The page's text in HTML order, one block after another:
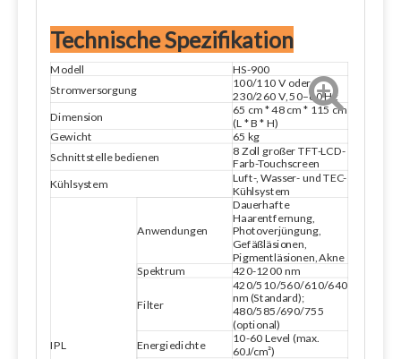
Technische Spezifikation
Modell
HS-900
Stromversorgung
100/110 V oder
230/260 V, 50–60 Hz
Dimension 65 cm * 48 cm * 115 cm
(L * B * H)
Gewicht
65 kg
Schnittstelle bedienen
8 Zoll großer TFT-LCD-
Farb-Touchscreen
Kühlsystem
Luft-, Wasser- und TEC-
Kühlsystem
IPL
Anwendungen
Dauerhafte
Haarentfernung,
Photoverjüngung,
Gefäßläsionen,
Pigmentläsionen, Akne
Spektrum
420-1200 nm
Filter
420/510/560/610/640
nm (Standard);
480/585/690/755
(optional)
Energiedichte
10-60 Level (max.
60J/cm²)